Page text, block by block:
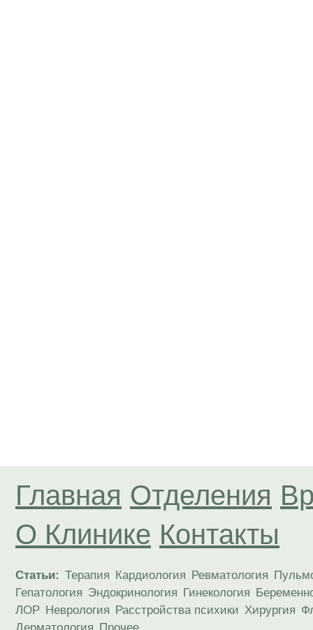
Главная Отделения
О Клинике Контакты
Статьи: Терапия Кардиология Ревматология
Гепатология Эндокринология Гинекология
ЛОР Неврология Расстройства психики Хирургия